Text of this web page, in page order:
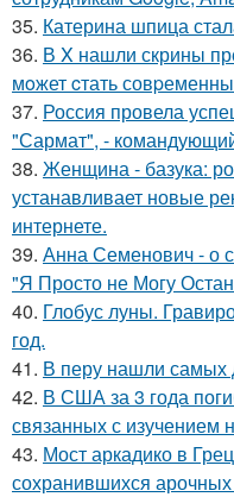
35. Катерина шпица
36. В X нашли скрины
мoжет cтать
37. Россия провела
"Сармат", -
38. Женщина - базука:
устанавливает новые
интернете.
39. Анна Семенович - о
"Я Просто не Могу
40. Глобус луны.
год.
41. В перу нашли самых
42. В США за 3 года
связанных с изучением
43. Мост аркадико в
сохранившихся